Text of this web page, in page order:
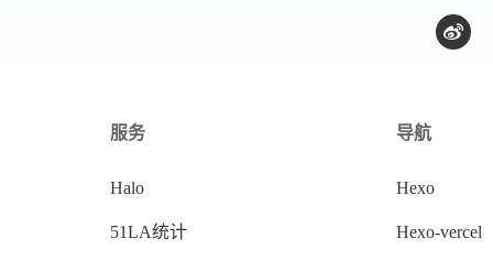
服务
Halo
51LA统计
导航
Hexo
Hexo-vercel